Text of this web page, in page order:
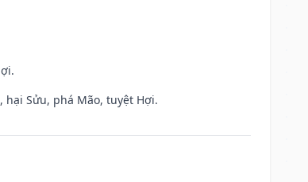
Sửu, phá Mão, tuyệt Hợi.